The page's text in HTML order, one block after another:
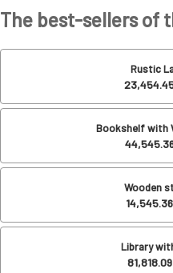
The best-sellers of
Rustic
Bookshelf with
Wooden
14,545.36
Library
81,818.09